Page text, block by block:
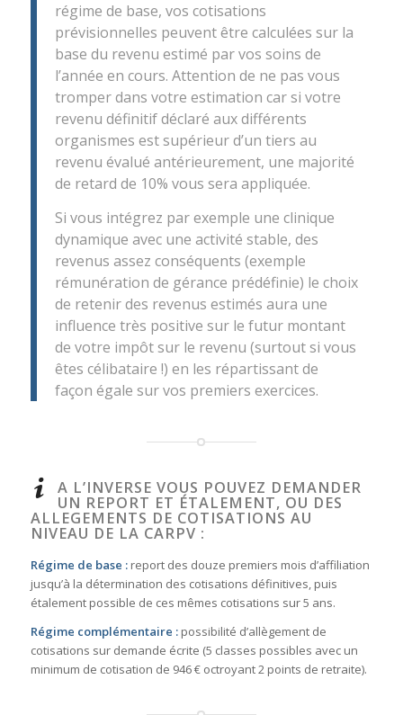
régime de base, vos cotisations
prévisionnelles peuvent être calculées sur la
base du revenu estimé par vos soins de
l’année en cours. Attention de ne pas vous
tromper dans votre estimation car si votre
revenu définitif déclaré aux différents
organismes est supérieur d’un tiers au
revenu évalué antérieurement, une majorité
de retard de 10% vous sera appliquée.
Si vous intégrez par exemple une clinique
dynamique avec une activité stable, des
revenus assez conséquents (exemple
rémunération de gérance prédéfinie) le choix
de retenir des revenus estimés aura une
influence très positive sur le futur montant
de votre impôt sur le revenu (surtout si vous
êtes célibataire !) en les répartissant de
façon égale sur vos premiers exercices.
A L’INVERSE VOUS POUVEZ DEMANDER
UN REPORT ET ÉTALEMENT, OU DES
ALLEGEMENTS DE COTISATIONS AU
NIVEAU DE LA CARPV :
Régime de base : report des douze premiers mois d’affiliation
jusqu’à la détermination des cotisations définitives, puis
étalement possible de ces mêmes cotisations sur 5 ans.
Régime complémentaire : possibilité d’allègement de
cotisations sur demande écrite (5 classes possibles avec un
minimum de cotisation de 946 € octroyant 2 points de retraite).